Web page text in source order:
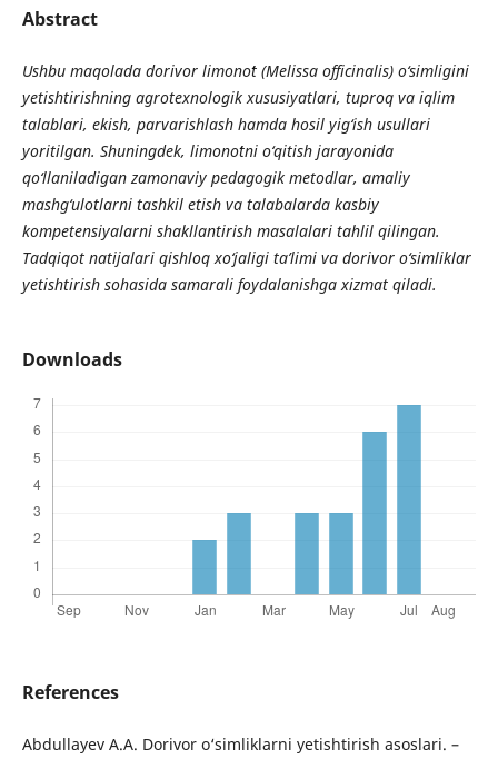
Abstract
Ushbu maqolada dorivor limonoʻt (Melissa officinalis) o‘simligini
yetishtirishning agrotexnologik xususiyatlari, tuproq va iqlim
talablari, ekish, parvarishlash hamda hosil yig‘ish usullari
yoritilgan. Shuningdek, limonoʻtni o‘qitish jarayonida
qo‘llaniladigan zamonaviy pedagogik metodlar, amaliy
mashg‘ulotlarni tashkil etish va talabalarda kasbiy
kompetensiyalarni shakllantirish masalalari tahlil qilingan.
Tadqiqot natijalari qishloq xo‘jaligi ta’limi va dorivor o‘simliklar
yetishtirish sohasida samarali foydalanishga xizmat qiladi.
Downloads
References
Abdullayev A.A. Dorivor o‘simliklarni yetishtirish asoslari. –